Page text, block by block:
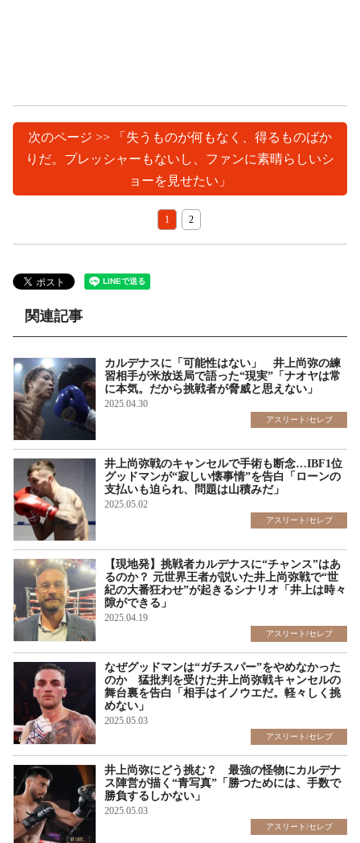
次のページ >> 「失うものが何もなく、得るものばか
りだ。プレッシャーもないし、ファンに素晴らしいシ
ョーを見せたい」
1 2
関連記事
カルデナスに「可能性はない」 井上尚弥の練
習相手が米放送局で語った“現実”「ナオヤは常
に本気。だから挑戦者が脅威と思えない」
2025.04.30
アスリート/セレブ
井上尚弥戦のキャンセルで手術も断念…IBF1位
グッドマンが“寂しい懐事情”を告白「ローンの
支払いも迫られ、問題は山積みだ」
2025.05.02
アスリート/セレブ
【現地発】挑戦者カルデナスに“チャンス”はあ
るのか？ 元世界王者が説いた井上尚弥戦で“世
紀の大番狂わせ”が起きるシナリオ「井上は時々
隙ができる」
2025.04.19
アスリート/セレブ
なぜグッドマンは“ガチスパー”をやめなかった
のか 猛批判を受けた井上尚弥戦キャンセルの
舞台裏を告白「相手はイノウエだ。軽々しく挑
めない」
2025.05.03
アスリート/セレブ
井上尚弥にどう挑む？ 最強の怪物にカルデナ
ス陣営が描く“青写真”「勝つためには、手数で
勝負するしかない」
2025.05.03
アスリート/セレブ